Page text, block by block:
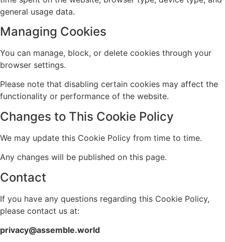
general usage data.
Managing Cookies
You can manage, block, or delete cookies through your
browser settings.
Please note that disabling certain cookies may affect the
functionality or performance of the website.
Changes to This Cookie Policy
We may update this Cookie Policy from time to time.
Any changes will be published on this page.
Contact
If you have any questions regarding this Cookie Policy,
please contact us at:
privacy@assemble.world